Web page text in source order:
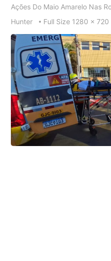
Ações Do Maio Amarelo Nas
Hunter
Full
Size
Full Size 1280 × 720